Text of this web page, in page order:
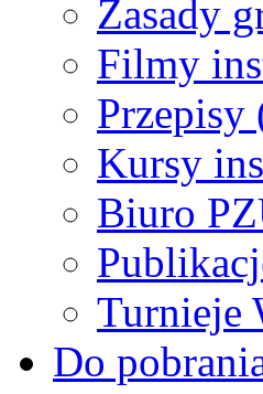
Zasady
Filmy
Przepisy
Kursy
Biuro
Turnieje
Do